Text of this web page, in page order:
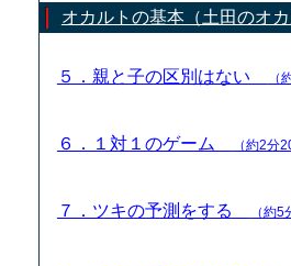
オカルトの基本（土田のオカ
５．親と子の区別はない （
６．１対１のゲーム （約2分
７．ツキの予測をする （約5